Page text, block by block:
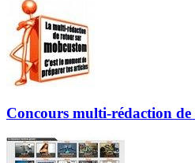
Concours multi-rédaction de